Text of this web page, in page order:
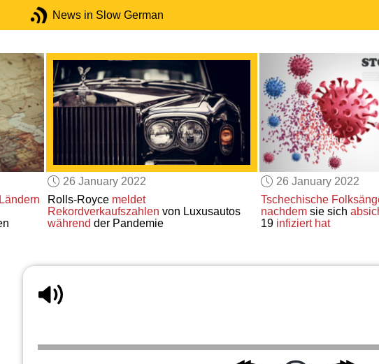
News in Slow German
Ländern
26 January 2022
Rolls-Royce meldet
Rekordverkaufszahlen von Luxusautos
während der Pandemie
26 January 2022
Tschechische
nachdemsie sich
19 infiziert hat